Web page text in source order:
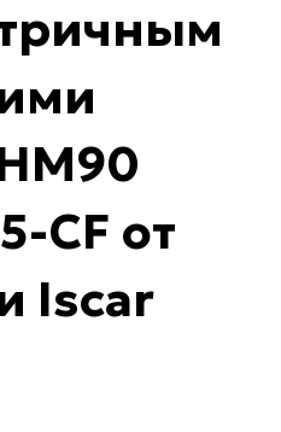
CF от
Iscar